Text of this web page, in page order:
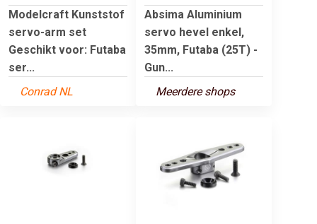
Modelcraft Kunststof
servo-arm set
Geschikt voor: Futaba
ser...
Conrad NL
Absima Aluminium
servo hevel enkel,
35mm, Futaba (25T) -
Gun...
Meerdere shops